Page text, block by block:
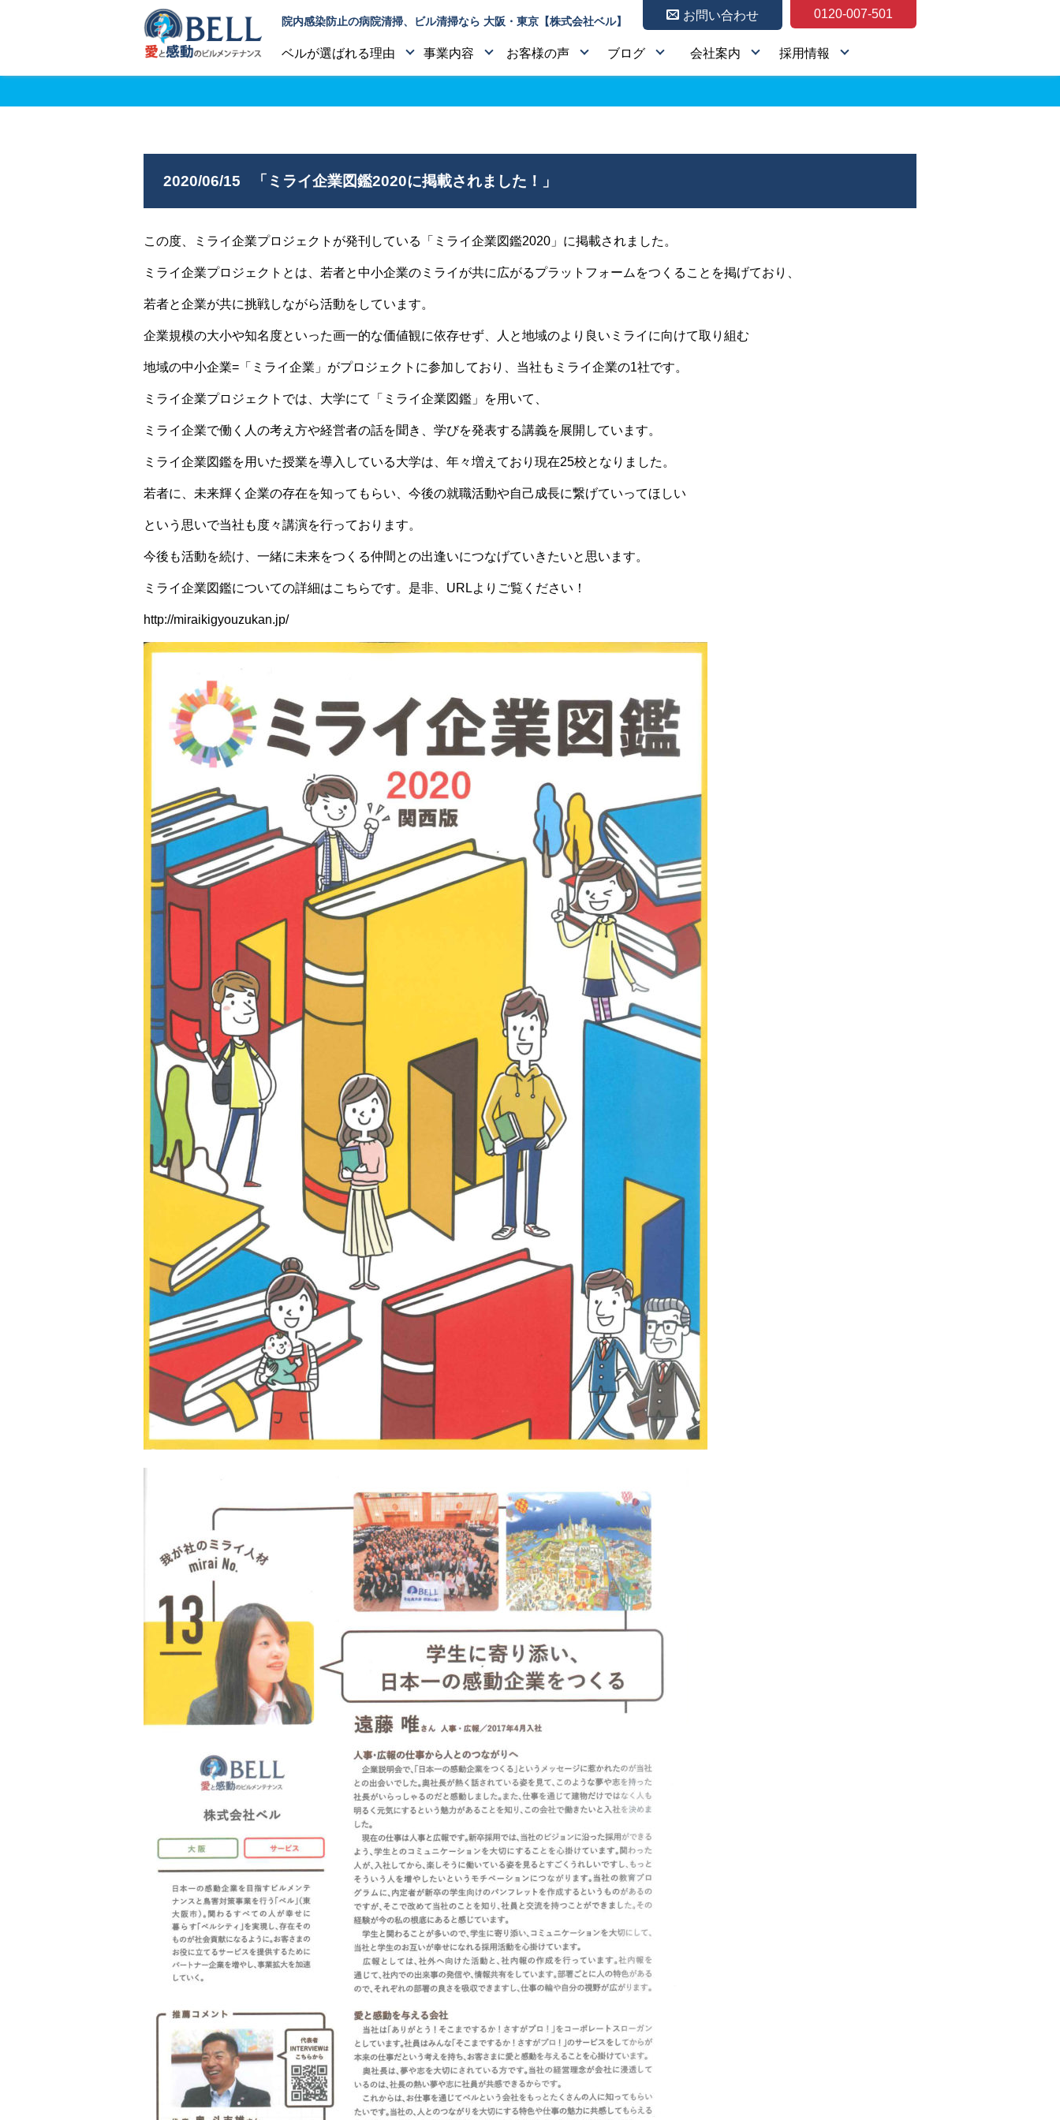
院内感染防止の病院清掃、ビル清掃なら 大阪・東京【株式会社ベル】 お問い合わせ 0120-007-501
ベルが選ばれる理由 事業内容 お客様の声 ブログ 会社案内 採用情報
2020/06/15 「ミライ企業図鑑2020に掲載されました！」
この度、ミライ企業プロジェクトが発刊している「ミライ企業図鑑2020」に掲載されました。
ミライ企業プロジェクトとは、若者と中小企業のミライが共に広がるプラットフォームをつくることを掲げており、
若者と企業が共に挑戦しながら活動をしています。
企業規模の大小や知名度といった画一的な価値観に依存せず、人と地域のより良いミライに向けて取り組む
地域の中小企業=「ミライ企業」がプロジェクトに参加しており、当社もミライ企業の1社です。
ミライ企業プロジェクトでは、大学にて「ミライ企業図鑑」を用いて、
ミライ企業で働く人の考え方や経営者の話を聞き、学びを発表する講義を展開しています。
ミライ企業図鑑を用いた授業を導入している大学は、年々増えており現在25校となりました。
若者に、未来輝く企業の存在を知ってもらい、今後の就職活動や自己成長に繋げていってほしい
という思いで当社も度々講演を行っております。
今後も活動を続け、一緒に未来をつくる仲間との出逢いにつなげていきたいと思います。
ミライ企業図鑑についての詳細はこちらです。是非、URLよりご覧ください！
http://miraikigyouzukan.jp/